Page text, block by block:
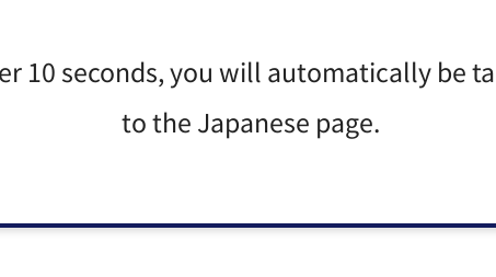
10 seconds, you will automatically be
to the Japanese page.
上、ご持参ください。